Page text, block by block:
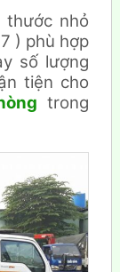
thước nhỏ
) phù hợp
số lượng
tiện cho
trong